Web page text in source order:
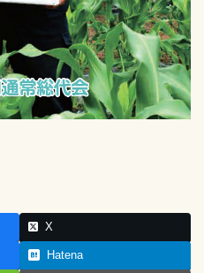
X
Hatena